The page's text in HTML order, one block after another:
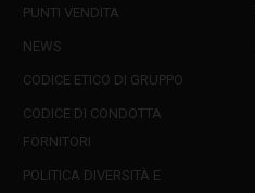
PUNTI VENDITA
NEWS
CODICE ETICO DI GRUPPO
CODICE DI CONDOTTA
FORNITORI
POLITICA DIVERSITÀ E